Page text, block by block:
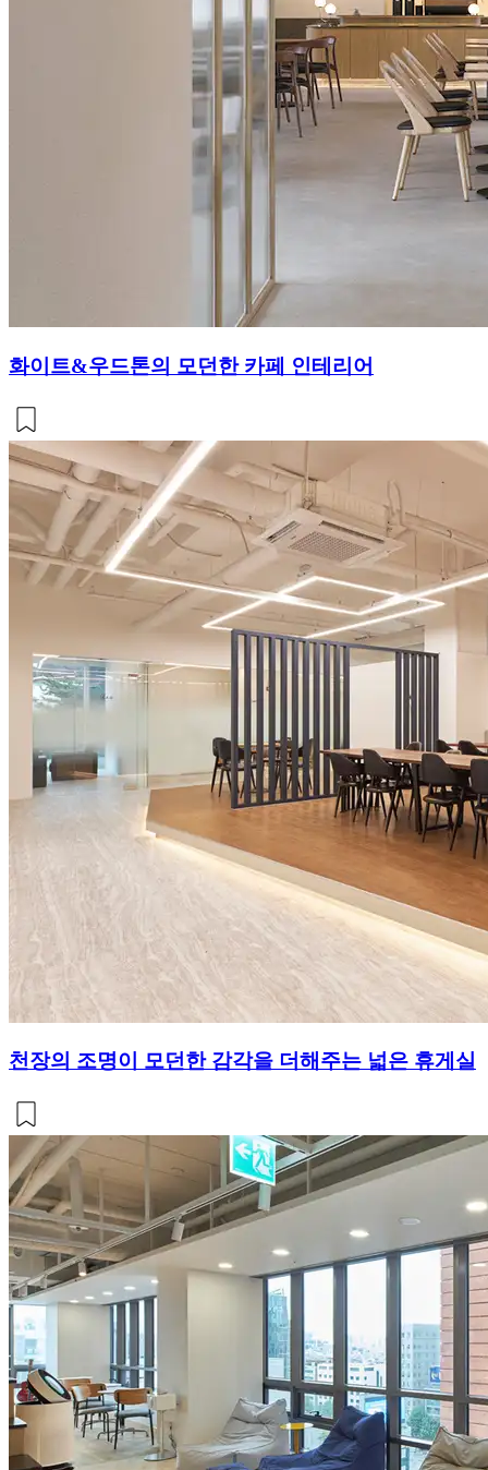
화이트&우드톤의 모던한 카페 인테리어
천장의 조명이 모던한 감각을 더해주는 넓은 휴게실